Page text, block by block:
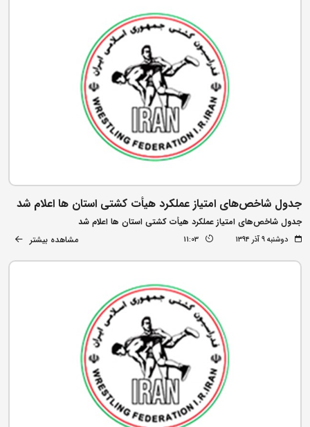
جدول شاخص‌های امتیاز عملکرد هیأت کشتی استان ها اعلام شد
جدول شاخص‌های امتیاز عملکرد هیأت کشتی استان ها اعلام شد
دوشنبه ۹ آذر ۱۳۹۴ 11:03 مشاهده بیشتر